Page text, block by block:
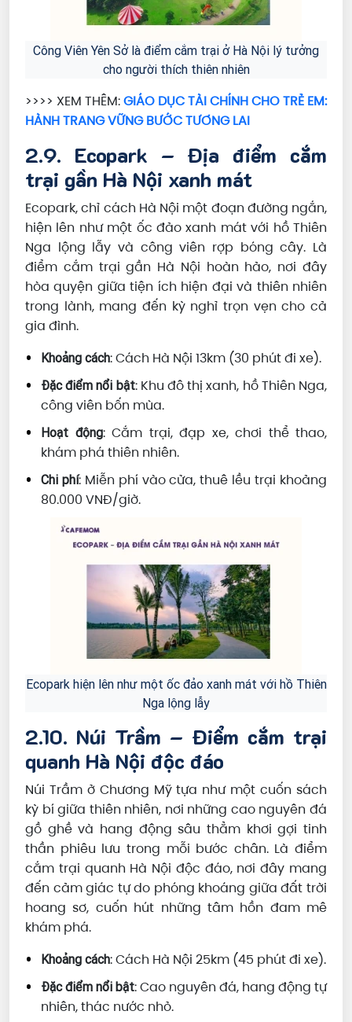
Công Viên Yên Sở là điểm cắm trại ở Hà Nội lý tưởng
cho người thích thiên nhiên
>>>> XEM THÊM:GIÁO DỤC TÀI CHÍNH CHO TRẺ EM:
HÀNH TRANG VỮNG BƯỚC TƯƠNG LAI
2.9. Ecopark – Địa điểm cắm
trại gần Hà Nội xanh mát
Ecopark, chỉ cách Hà Nội một đoạn đường ngắn,
hiện lên như một ốc đảo xanh mát với hồ Thiên
Nga lộng lẫy và công viên rợp bóng cây. Là
điểm cắm trại gần Hà Nội hoàn hảo, nơi đây
hòa quyện giữa tiện ích hiện đại và thiên nhiên
trong lành, mang đến kỳ nghỉ trọn vẹn cho cả
gia đình.
Khoảng cách: Cách Hà Nội 13km (30 phút đi xe).
Đặc điểm nổi bật: Khu đô thị xanh, hồ Thiên Nga,
công viên bốn mùa.
Hoạt động: Cắm trại, đạp xe, chơi thể thao,
khám phá thiên nhiên.
Chi phí: Miễn phí vào cửa, thuê lều trại khoảng
80.000 VNĐ/giờ.
Ecopark hiện lên như một ốc đảo xanh mát với hồ Thiên
Nga lộng lẫy
2.10. Núi Trầm – Điểm cắm trại
quanh Hà Nội độc đáo
Núi Trầm ở Chương Mỹ tựa như một cuốn sách
kỳ bí giữa thiên nhiên, nơi những cao nguyên đá
gồ ghề và hang động sâu thẳm khơi gợi tinh
thần phiêu lưu trong mỗi bước chân. Là điểm
cắm trại quanh Hà Nội độc đáo, nơi đây mang
đến cảm giác tự do phóng khoáng giữa đất trời
hoang sơ, cuốn hút những tâm hồn đam mê
khám phá.
Khoảng cách: Cách Hà Nội 25km (45 phút đi xe).
Đặc điểm nổi bật: Cao nguyên đá, hang động tự
nhiên, thác nước nhỏ.